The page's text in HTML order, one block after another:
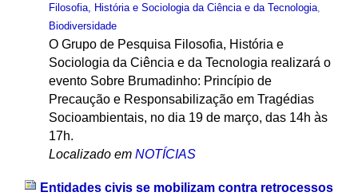
Filosofia, História e Sociologia da Ciência e da Tecnologia,
Biodiversidade
O Grupo de Pesquisa Filosofia, História e
Sociologia da Ciência e da Tecnologia realizará o
evento Sobre Brumadinho: Princípio de
Precaução e Responsabilização em Tragédias
Socioambientais, no dia 19 de março, das 14h às
17h.
Localizado em NOTÍCIAS
Entidades civis se mobilizam contra retrocessos